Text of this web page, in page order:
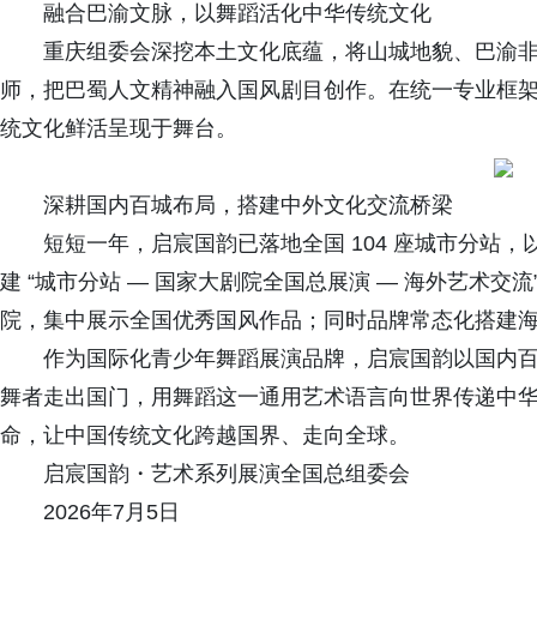
融合巴渝文脉，以舞蹈活化中华传统文化
重庆组委会深挖本土文化底蕴，将山城地貌、巴渝
师，把巴蜀人文精神融入国风剧目创作。在统一专业框
统文化鲜活呈现于舞台。
深耕国内百城布局，搭建中外文化交流桥梁
短短一年，启宸国韵已落地全国 104 座城市分站，
建 “城市分站 — 国家大剧院全国总展演 — 海外艺术交
院，集中展示全国优秀国风作品；同时品牌常态化搭建
作为国际化青少年舞蹈展演品牌，启宸国韵以国内
舞者走出国门，用舞蹈这一通用艺术语言向世界传递中
命，让中国传统文化跨越国界、走向全球。
启宸国韵・艺术系列展演全国总组委会
2026年7月5日